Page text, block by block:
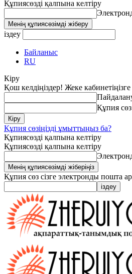
Құпиясөзді қалпына келтіру
іздеу
Байланыс
RU
Кіру
Қош келдіңіздер! Жеке кабинетіңізге
Құпия сөз
Құпия сөзіңізді ұмыттыңыз ба?
Құпиясөзді қалпына келтіру
Құпиясөзді қалпына келтіру
Құпия сөз сізге электронды пошта